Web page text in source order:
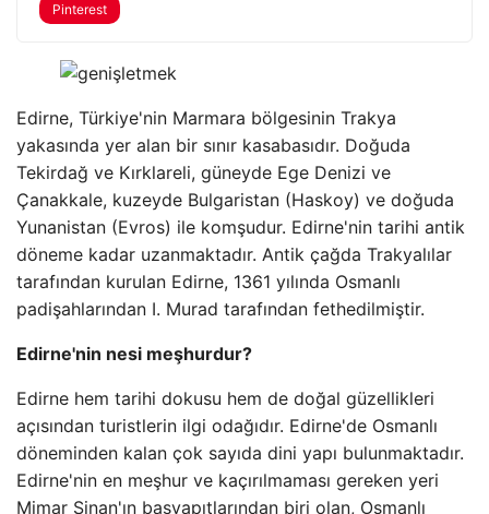
Pinterest
Edirne, Türkiye'nin Marmara bölgesinin Trakya
yakasında yer alan bir sınır kasabasıdır. Doğuda
Tekirdağ ve Kırklareli, güneyde Ege Denizi ve
Çanakkale, kuzeyde Bulgaristan (Haskoy) ve doğuda
Yunanistan (Evros) ile komşudur. Edirne'nin tarihi antik
döneme kadar uzanmaktadır. Antik çağda Trakyalılar
tarafından kurulan Edirne, 1361 yılında Osmanlı
padişahlarından I. Murad tarafından fethedilmiştir.
Edirne'nin nesi meşhurdur?
Edirne hem tarihi dokusu hem de doğal güzellikleri
açısından turistlerin ilgi odağıdır. Edirne'de Osmanlı
döneminden kalan çok sayıda dini yapı bulunmaktadır.
Edirne'nin en meşhur ve kaçırılmaması gereken yeri
Mimar Sinan'ın başyapıtlarından biri olan, Osmanlı